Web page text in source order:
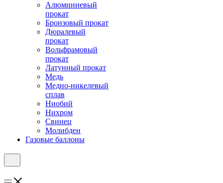
Алюминиевый
прокат
Бронзовый прокат
Дюралевый
прокат
Вольфрамовый
прокат
Латунный прокат
Медь
Медно-никелевый
сплав
Ниобий
Нихром
Свинец
Молибден
Газовые баллоны